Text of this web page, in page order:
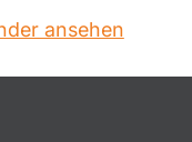
ansehen